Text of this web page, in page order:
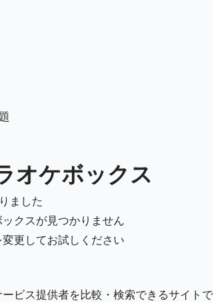
オケボックス
ました
クスが見つかりません
更してお試しください
ビス提供者を比較・検索できるサイトで